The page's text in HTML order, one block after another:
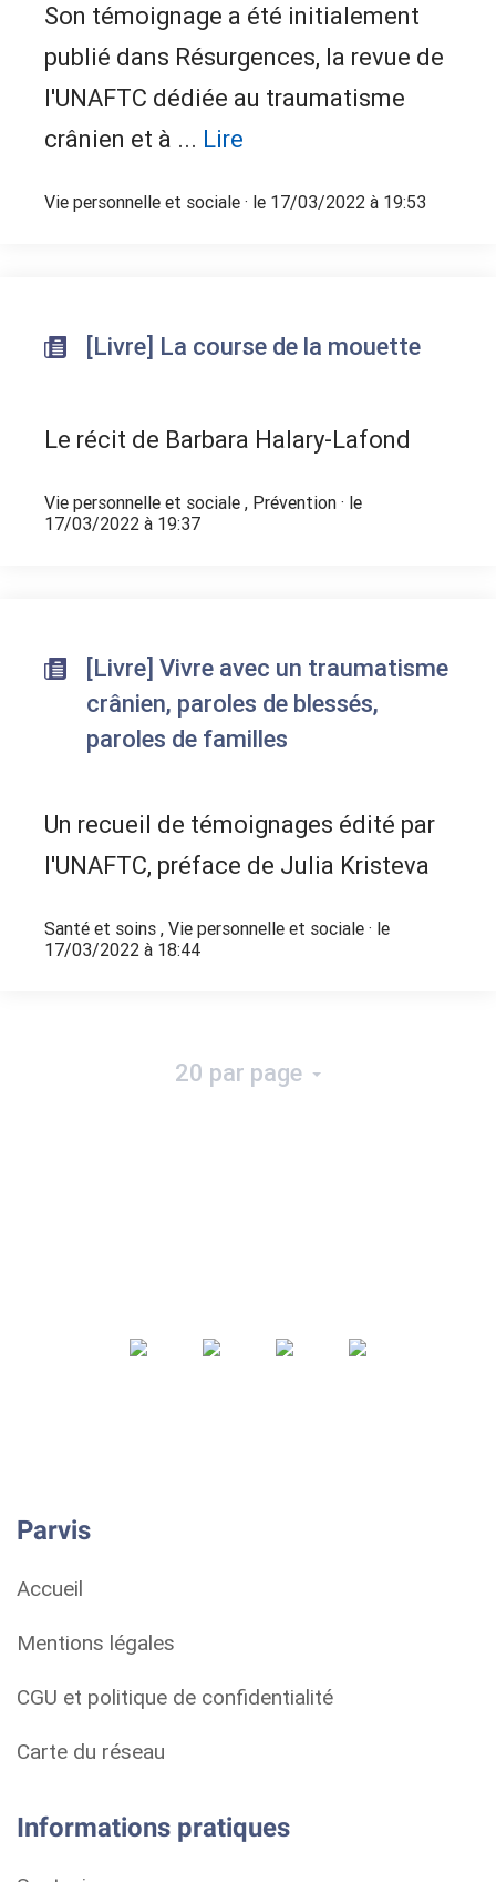
Son témoignage a été initialement
publié dans Résurgences, la revue de
l'UNAFTC dédiée au traumatisme
crânien et à ... Lire
Vie personnelle et sociale · le 17/03/2022 à 19:53
[Livre] La course de la mouette
Le récit de Barbara Halary-Lafond
Vie personnelle et sociale , Prévention · le
17/03/2022 à 19:37
[Livre] Vivre avec un traumatisme
crânien, paroles de blessés,
paroles de familles
Un recueil de témoignages édité par
l'UNAFTC, préface de Julia Kristeva
Santé et soins , Vie personnelle et sociale · le
17/03/2022 à 18:44
20 par page
Parvis
Accueil
Mentions légales
CGU et politique de confidentialité
Carte du réseau
Informations pratiques